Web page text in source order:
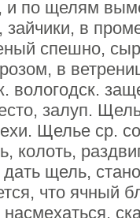
и по щелям
зайчики, в
спешно,
в
залуп.
Щелье ср.
колоть,
щель,
что ячный